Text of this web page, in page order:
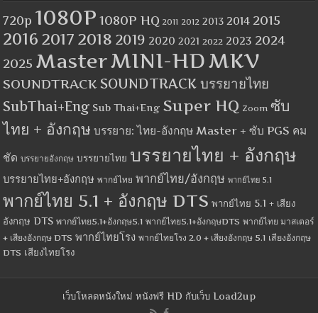
720p 1080P 1080P HQ 2011 2012 2013 2014 2015
2016 2017 2018 2019 2020 2021 2022 2023 2024
2025 MasterMINI-HDMKV
SOUNDTRACK SOUNDTRACK บรรยายไทย
SubThai+Eng Sub Thai+Eng Super HQ Zoom ซับ
ไทย + อังกฤษ บรรยาย: ไทย-อังกฤษ Master + ซับ PGS คม
ชัด บรรยายอังกฤษ บรรยายไทย บรรยายไทย + อังกฤษ
บรรยายไทย+อังกฤษ พากย์ไทย พากย์ไทย/อังกฤษ พากย์ไทย 5.1
พากย์ไทย 5.1 + อังกฤษ DTS พากย์ไทย 5.1 + เสียง
อังกฤษ DTS พากย์ไทย5.1+อังกฤษ5.1 พากย์ไทย5.1+อังกฤษDTS พากย์ไทย มาสเตอร์
+ เสียงอังกฤษ DTS พากย์ไทยโรง พากย์ไทยโรง 2.0 + เสียงอังกฤษ 5.1 เสียงอังกฤษ
DTS เสียงไทยโรง
เว็บโหลดหนังใหม่ หนังฟรี HD กับเว็บ Load2up